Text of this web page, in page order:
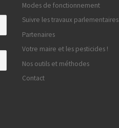
Modes de fonctionnement
Suivre les travaux parlementaires
Partenaires
Votre maire et les pesticides !
Nos outils et méthodes
Contact